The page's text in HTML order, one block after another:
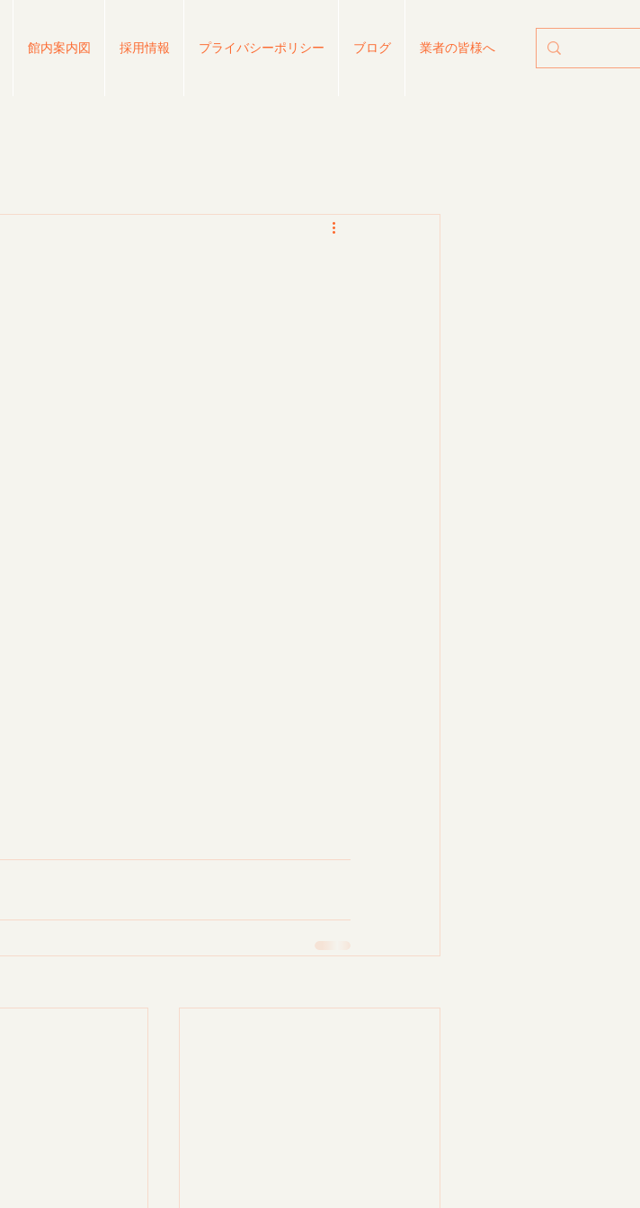
館内案内図 採用情報 プライバシーポリシー ブログ 業者の皆様へ